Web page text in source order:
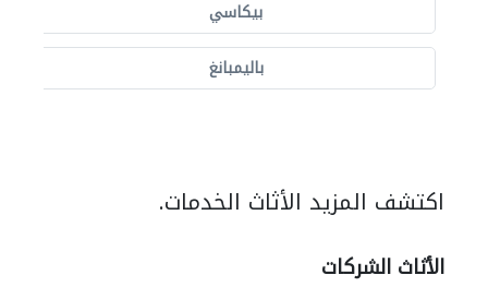
بيكاسي
باليمبانغ
اكتشف المزيد الأثاث الخدمات.
الأثاث الشركات